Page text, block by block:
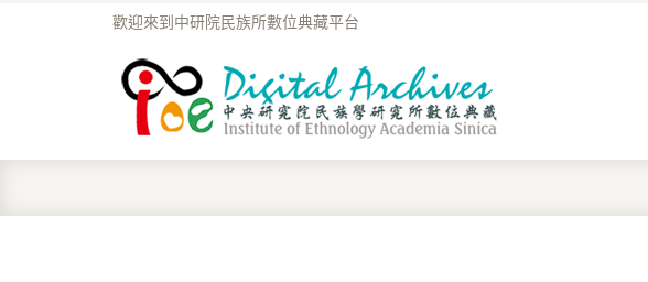
歡迎來到中研院民族所數位典藏平台